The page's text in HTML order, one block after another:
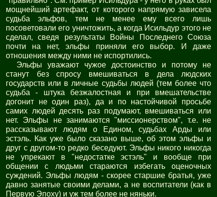
мощнейший артефакт, от которого напрямую зависела
судьба эльфов, тем не менее ему всего лишь
посоветовали его уничтожить, а когда Исильдур этого не
сделал, сведя результаты Войны Последнего Союза
почти на нет, эльфы приняли его выбор. И даже
отношения между ними не испортились.
Эльфы уважают чужое достоинство и потому не
станут без спросу вмешиваться в дела людских
государств или в личные судьбы людей (тем более что
судьба - штука безжалостная и при вмешательстве
догонит не один раз), да и по настойчивой просьбе
самих людей десять раз подумают, вмешиваться или
нет. Эльфы не занимаются "миссионерством", т.е. не
рассказывают людям о Едином, судьбах Арды или
эстэль. Как уже было сказано выше, об этом эльфы и
друг с другом-то редко беседуют. Эльфы никого никогда
не упрекают в "недостатке эстэль" и вообще при
общении с людьми стараются избегать оценочных
суждений. Эльфы людям - скорее старшие братья, уже
давно занятые своими делами, а не воспитатели (как в
Первую Эпоху) и уж тем более не няньки.